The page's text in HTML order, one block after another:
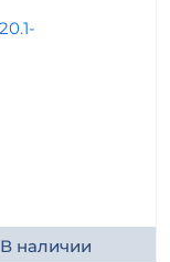
В наличии